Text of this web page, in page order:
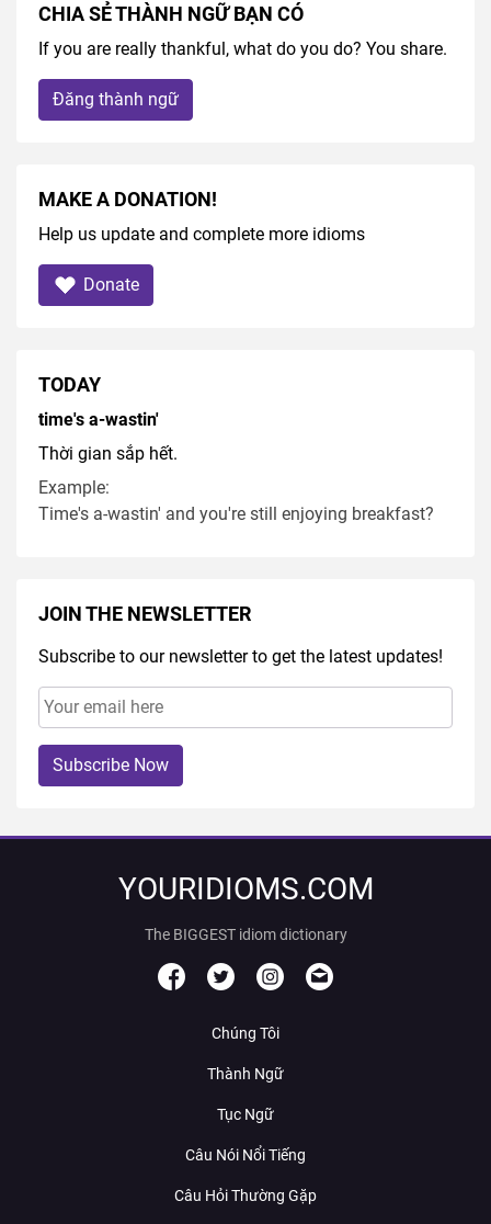
CHIA SẺ THÀNH NGỮ BẠN CÓ
If you are really thankful, what do you do? You share.
Đăng thành ngữ
MAKE A DONATION!
Help us update and complete more idioms
Donate
TODAY
time's a-wastin'
Thời gian sắp hết.
Example:
Time's a-wastin' and you're still enjoying breakfast?
JOIN THE NEWSLETTER
Subscribe to our newsletter to get the latest updates!
Subscribe Now
YOURIDIOMS.COM
The BIGGEST idiom dictionary
Chúng Tôi
Thành Ngữ
Tục Ngữ
Câu Nói Nổi Tiếng
Câu Hỏi Thường Gặp